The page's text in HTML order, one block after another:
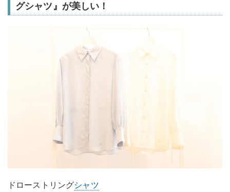
グシャツ』が美しい！
ドローストリングシャツ